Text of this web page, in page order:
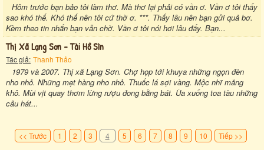
Hôm trước bạn bảo tôi làm thơ. Mà thơ lại phải có vần ơ. Vần ơ tôi thấy
sao khó thế. Khó thế nên tôi cứ thờ ơ. ***. Thấy lâu nên bạn gửi quả bơ.
Kèm theo tin nhắn bạn vẫn chờ. Vần ơ tôi nói hơi lâu đấy. Bạn...
Thị Xã Lạng Sơn - Tài Hồ Sìn
Tác giả: Thanh Thảo
1979 và 2007. Thị xã Lạng Sơn. Chợ họp tới khuya những ngọn đèn
nho nhỏ. Những mẹt hàng nho nhỏ. Thuốc lá sợi vàng. Mộc nhĩ măng
khô. Mùi vịt quay thơm lừng rượu đong bằng bát. Ùa xuống toa tàu những
câu hát...
<< Trước 1 2 3 4 5 6 7 8 9 10 Tiếp >>